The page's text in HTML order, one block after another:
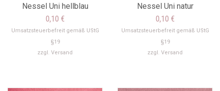
Nessel Uni hellblau
0,10 €
Umsatzsteuerbefreit gemäß UStG
§19
zzgl. Versand
Nessel Uni natur
0,10 €
Umsatzsteuerbefreit gemäß UStG
§19
zzgl. Versand